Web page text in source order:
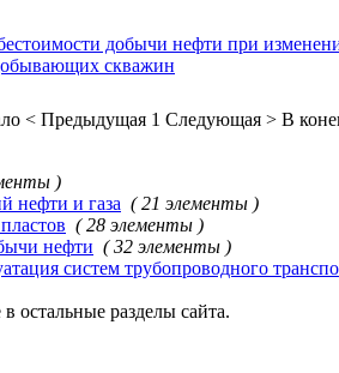
добычи нефти при
скважин
< Предыдущая 1 Следующая > В
)
нефти и газа ( 21 элементы )
( 28 элементы )
нефти ( 32 элементы )
систем трубопроводного
остальные разделы сайта.